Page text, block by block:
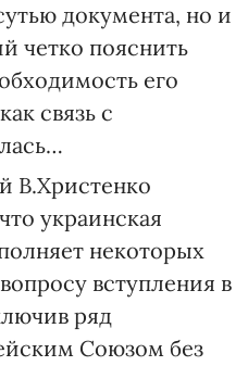
документа, но и
четко пояснить
его
связь с
В.Христенко
украинская
некоторых
вступления в
ряд
Союзом без